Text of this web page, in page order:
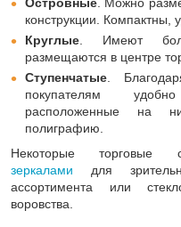
Островные. Можно
конструкции. Компактны,
Круглые. Имеют
размещаются в центре
Ступенчатые .
покупателям
расположенные на
полиграфию.
Некоторые торговые
зеркалами для
ассортимента или
воровства.